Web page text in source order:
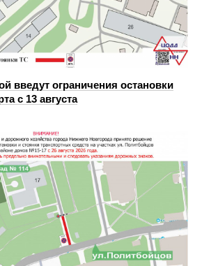
введут ограничения остановки
с 13 августа